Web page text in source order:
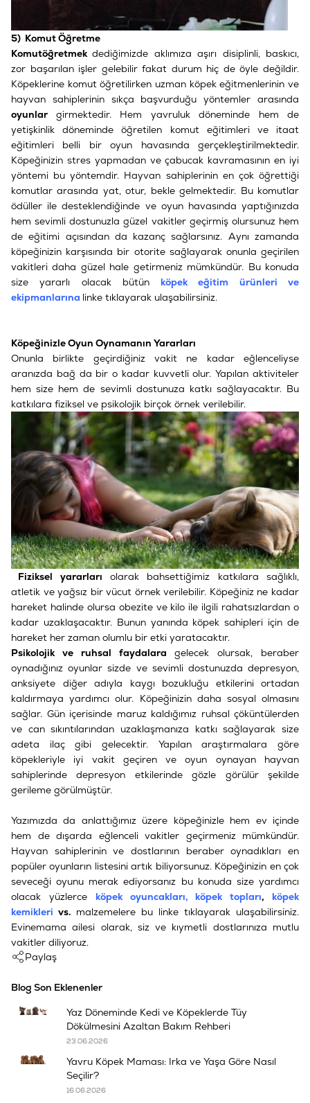
5) Komut Öğretme
Komutöğretmekdediğimizde aklımıza aşırı disiplinli, baskıcı,
zor başarılan işler gelebilir fakat durum hiç de öyle değildir.
Köpeklerine komut öğretilirken uzman köpek eğitmenlerinin ve
hayvan sahiplerinin sıkça başvurduğu yöntemler arasında
oyunlar girmektedir. Hem yavruluk döneminde hem de
yetişkinlik döneminde öğretilen komut eğitimleri ve itaat
eğitimleri belli bir oyun havasında gerçekleştirilmektedir.
Köpeğinizin stres yapmadan ve çabucak kavramasının en iyi
yöntemi bu yöntemdir. Hayvan sahiplerinin en çok öğrettiği
komutlar arasında yat, otur, bekle gelmektedir. Bu komutlar
ödüller ile desteklendiğinde ve oyun havasında yaptığınızda
hem sevimli dostunuzla güzel vakitler geçirmiş olursunuz hem
de eğitimi açısından da kazanç sağlarsınız. Aynı zamanda
köpeğinizin karşısında bir otorite sağlayarak onunla geçirilen
vakitleri daha güzel hale getirmeniz mümkündür. Bu konuda
size yararlı olacak bütün köpek eğitim ürünleri ve
ekipmanlarına linke tıklayarak ulaşabilirsiniz.
Köpeğinizle Oyun Oynamanın Yararları
Onunla birlikte geçirdiğiniz vakit ne kadar eğlenceliyse
aranızda bağ da bir o kadar kuvvetli olur. Yapılan aktiviteler
hem size hem de sevimli dostunuza katkı sağlayacaktır. Bu
katkılara fiziksel ve psikolojik birçok örnek verilebilir.
Fiziksel yararları olarak bahsettiğimiz katkılara sağlıklı,
atletik ve yağsız bir vücut örnek verilebilir. Köpeğiniz ne kadar
hareket halinde olursa obezite ve kilo ile ilgili rahatsızlardan o
kadar uzaklaşacaktır. Bunun yanında köpek sahipleri için de
hareket her zaman olumlu bir etki yaratacaktır.
Psikolojik ve ruhsal faydalara gelecek olursak, beraber
oynadığınız oyunlar sizde ve sevimli dostunuzda depresyon,
anksiyete diğer adıyla kaygı bozukluğu etkilerini ortadan
kaldırmaya yardımcı olur. Köpeğinizin daha sosyal olmasını
sağlar. Gün içerisinde maruz kaldığımız ruhsal çöküntülerden
ve can sıkıntılarından uzaklaşmanıza katkı sağlayarak size
adeta ilaç gibi gelecektir. Yapılan araştırmalara göre
köpekleriyle iyi vakit geçiren ve oyun oynayan hayvan
sahiplerinde depresyon etkilerinde gözle görülür şekilde
gerileme görülmüştür.
Yazımızda da anlattığımız üzere köpeğinizle hem ev içinde
hem de dışarda eğlenceli vakitler geçirmeniz mümkündür.
Hayvan sahiplerinin ve dostlarının beraber oynadıkları en
popüler oyunların listesini artık biliyorsunuz. Köpeğinizin en çok
seveceği oyunu merak ediyorsanız bu konuda size yardımcı
olacak yüzlerce köpek oyuncakları, köpek topları, köpek
kemikleri vs. malzemelere bu linke tıklayarak ulaşabilirsiniz.
Evinemama ailesi olarak, siz ve kıymetli dostlarınıza mutlu
vakitler diliyoruz.
Paylaş
Blog Son Eklenenler
Yaz Döneminde Kedi ve Köpeklerde Tüy
Dökülmesini Azaltan Bakım Rehberi
23.06.2026
Yavru Köpek Maması: Irka ve Yaşa Göre Nasıl
Seçilir?
16.06.2026